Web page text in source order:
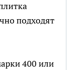
подходят
400 или